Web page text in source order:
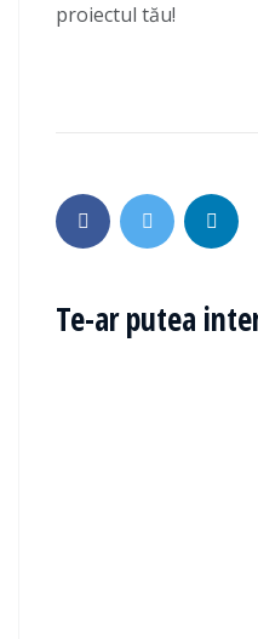
proiectul tău!
Te-ar putea